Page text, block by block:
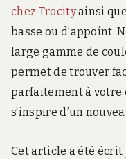
chez Trocityainsi
basse ou d’appoint.
large gamme de
permet de trouver
parfaitement à votre
s’inspire d’un
Cet article a été écrit